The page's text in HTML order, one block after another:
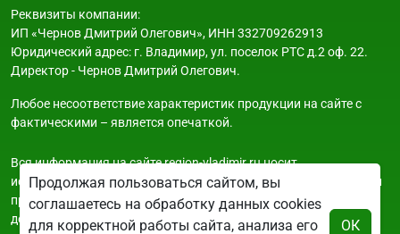
Реквизиты компании:
ИП «Чернов Дмитрий Олегович», ИНН 332709262913
Юридический адрес: г. Владимир, ул. поселок РТС д.2 оф. 22.
Директор - Чернов Дмитрий Олегович.
Любое несоответствие характеристик продукции на сайте с
фактическими – является опечаткой.
Вся информация на сайте region-vladimir.ru носит
исключительно ознакомительный и справочный характер и ни
при каких условиях не является публичной офертой. Всю
дополнительную информацию можно узнать по телефонам
Продолжая пользоваться сайтом, вы
соглашаетесь на обработку данных cookies
для корректной работы сайта, анализа его
ОК